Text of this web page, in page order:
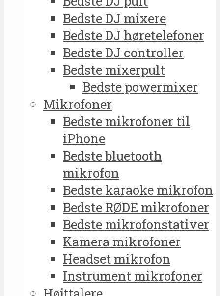
Bedste DJ mixere
Bedste DJ høretelefoner
Bedste DJ controller
Bedste mixerpult
Bedste powermixer
Mikrofoner
Bedste mikrofoner til
iPhone
Bedste bluetooth
mikrofon
Bedste karaoke mikrofon
Bedste RØDE mikrofoner
Bedste mikrofonstativer
Kamera mikrofoner
Headset mikrofon
Instrument mikrofoner